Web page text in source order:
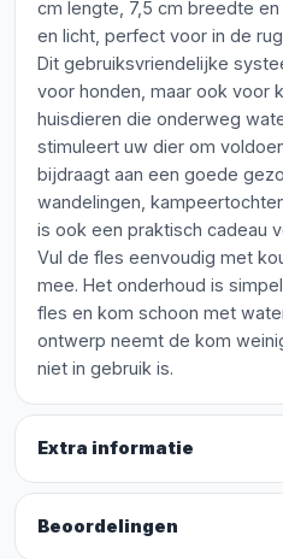
cm lengte, 7,5 cm breedte
en licht, perfect voor in de
Dit gebruiksvriendelijke
voor honden, maar ook voor
huisdieren die onderweg
stimuleert uw dier om
bijdraagt aan een goede
wandelingen,
is ook een praktisch cadeau
Vul de fles eenvoudig met
mee. Het onderhoud is
fles en kom schoon met
ontwerp neemt de kom
niet in gebruik is.
Extra informatie
Beoordelingen